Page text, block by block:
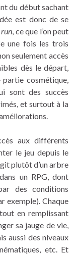
du début sachant
est donc de se
run, ce que l’on peut
une fois les trois
seulement accès
dès le départ,
partie cosmétique,
sont des succès
et surtout à la
aux différents
le jeu depuis le
plutôt d’un arbre
un RPG, dont
des conditions
exemple). Chaque
en remplissant
sa jauge de vie,
aussi des niveaux
etc. Et